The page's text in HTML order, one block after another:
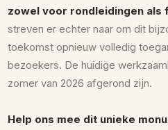
zowel voor rondleidingen
streven er echter naar om dit
toekomst opnieuw volledig
bezoekers. De huidige
zomer van 2026 afgerond zijn.
Help ons mee dit unieke